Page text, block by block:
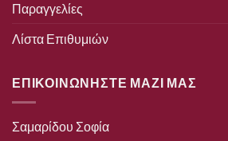
Παραγγελίες
Λίστα Επιθυμιών
ΕΠΙΚΟΙΝΩΝΗΣΤΕ ΜΑΖΙ ΜΑΣ
Σαμαρίδου Σοφία